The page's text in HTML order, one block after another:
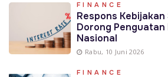
FINANCE
Respons Kebijakan
Dorong Penguatan
Nasional
Rabu, 10 Juni 2026
FINANCE